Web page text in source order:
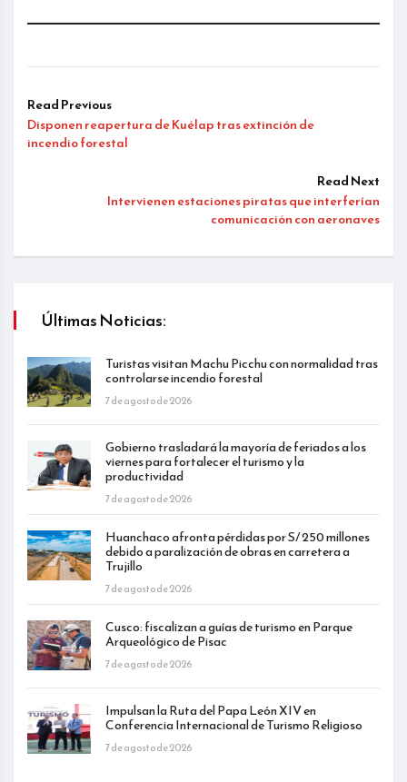
Read Previous
Disponen reapertura de Kuélap tras extinción de
incendio forestal
Read Next
Intervienen estaciones piratas que interferían
comunicación con aeronaves
Últimas Noticias:
Turistas visitan Machu Picchu con normalidad tras
controlarse incendio forestal
7 de agosto de 2026
Gobierno trasladará la mayoría de feriados a los
viernes para fortalecer el turismo y la
productividad
7 de agosto de 2026
Huanchaco afronta pérdidas por S/ 250 millones
debido a paralización de obras en carretera a
Trujillo
7 de agosto de 2026
Cusco: fiscalizan a guías de turismo en Parque
Arqueológico de Pisac
7 de agosto de 2026
Impulsan la Ruta del Papa León XIV en
Conferencia Internacional de Turismo Religioso
7 de agosto de 2026